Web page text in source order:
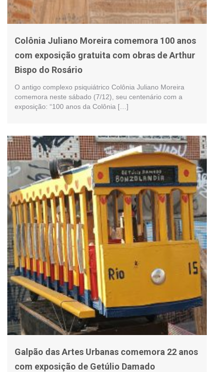
Colônia Juliano Moreira comemora 100 anos
com exposição gratuita com obras de Arthur
Bispo do Rosário
O antigo complexo psiquiátrico Colônia Juliano Moreira
comemora neste sábado (7/12), seu centenário com a
exposição: “100 anos da Colônia […]
Galpão das Artes Urbanas comemora 22 anos
com exposição de Getúlio Damado